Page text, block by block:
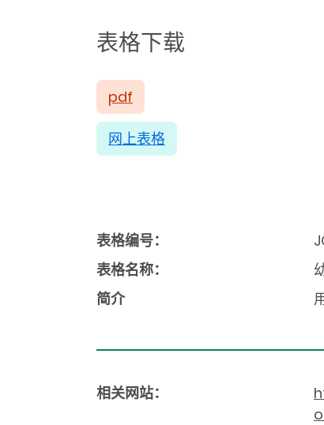
表格下载
pdf
网上表格
表格编号：
表格名称：
简介
相关网站：